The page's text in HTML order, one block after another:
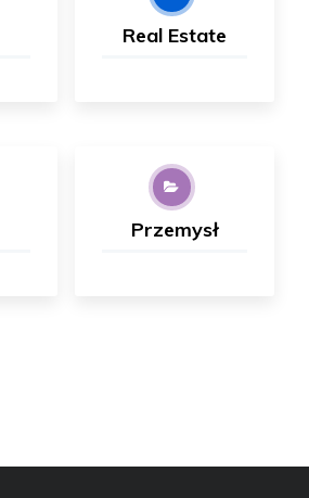
Real Estate
Przemysł